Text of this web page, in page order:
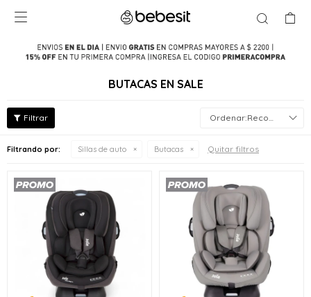

BUTACAS EN SALE
Recomendados
Filtrando por: Sillas de auto Butacas Quitar filtros